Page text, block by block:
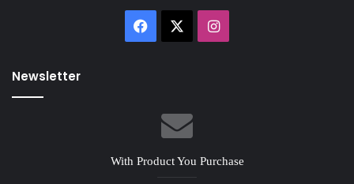
Facebook Instagram
Newsletter
With Product You Purchase